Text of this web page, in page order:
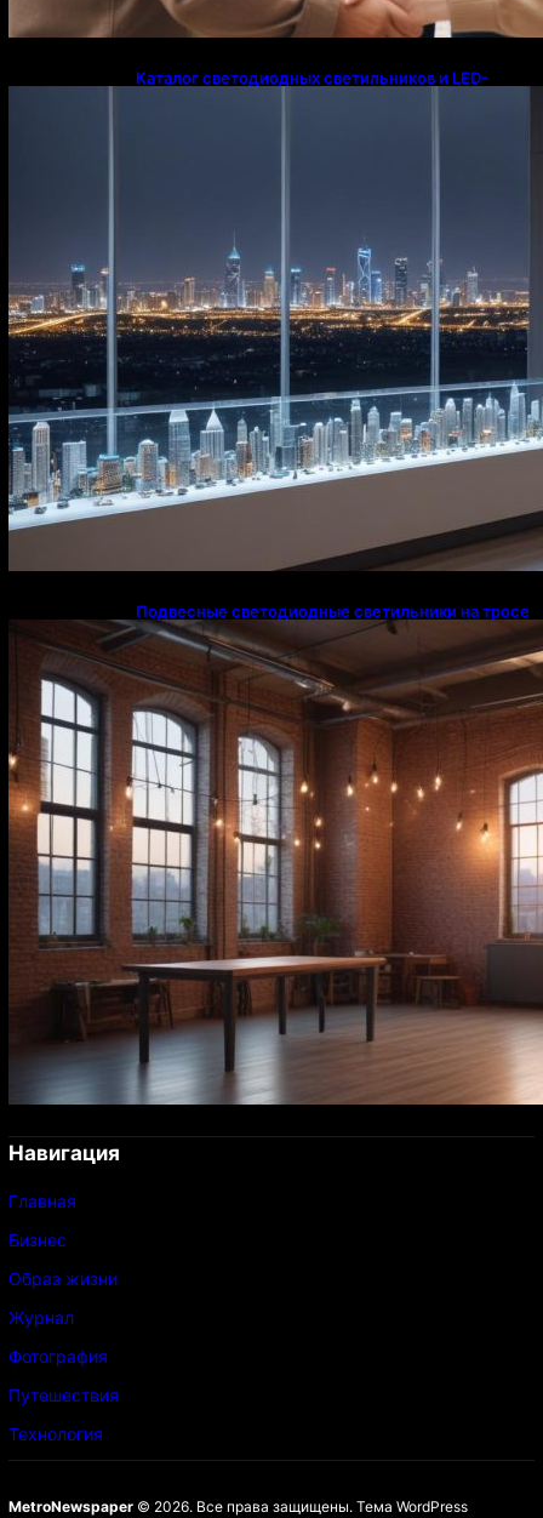
Каталог светодиодных светильников и LED-
Подвесные светодиодные светильники на тросе
Навигация
Главная
Бизнес
Образ жизни
Журнал
Фотография
Путешествия
Технология
MetroNewspaper© 2026. Все права защищены. Тема WordPress